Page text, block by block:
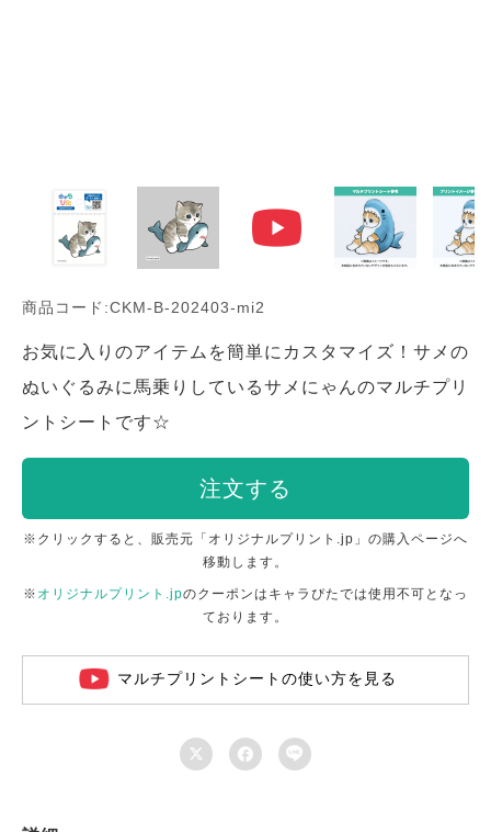
商品コード:CKM-B-202403-mi2
お気に入りのアイテムを簡単にカスタマイズ！サメの
ぬいぐるみに馬乗りしているサメにゃんのマルチプリ
ントシートです☆
注文する
※クリックすると、販売元「オリジナルプリント.jp」の購入ページへ
移動します。
※ オリジナルプリント.jpのクーポンはキャラぴたでは使用不可となっ
ております。
マルチプリントシートの使い方を見る
  